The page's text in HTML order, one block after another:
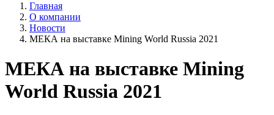
Главная
О компании
Новости
МЕКА на выставке Mining World Russia 2021
МЕКА на выставке Mining
World Russia 2021